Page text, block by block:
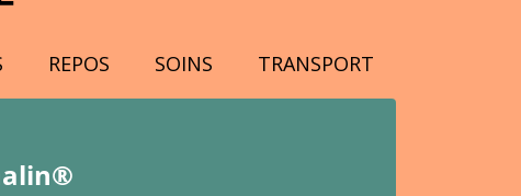
REPOS SOINS TRANSPORT